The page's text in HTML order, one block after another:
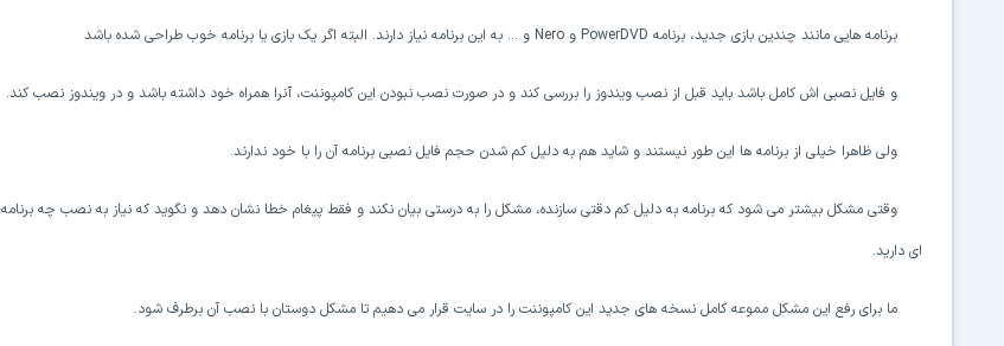
برنامه هایی مانند چندین بازی جدید، برنامه PowerDVD و Nero و ... به این برنامه نیاز دارند. البته اگر یک بازی یا برنامه خوب طراحی شده باشد
و فایل نصبی اش کامل باشد باید قبل از نصب ویندوز را بررسی کند و در صورت نصب نبودن این کامپوننت، آنرا همراه خود داشته باشد و در ویندوز نصب کند.
ولی ظاهرا خیلی از برنامه ها این طور نیستند و شاید هم به دلیل کم شدن حجم فایل نصبی برنامه آن را با خود ندارند.
وقتی مشکل بیشتر می شود که برنامه به دلیل کم دقتی سازنده، مشکل را به درستی بیان نکند و فقط پیغام خطا نشان دهد و نگوید که نیاز به نصب چه برنامه
ای دارید.
ما برای رفع این مشکل مموعه کامل نسخه های جدید این کامپوننت را در سایت قرار می دهیم تا مشکل دوستان با نصب آن برطرف شود.